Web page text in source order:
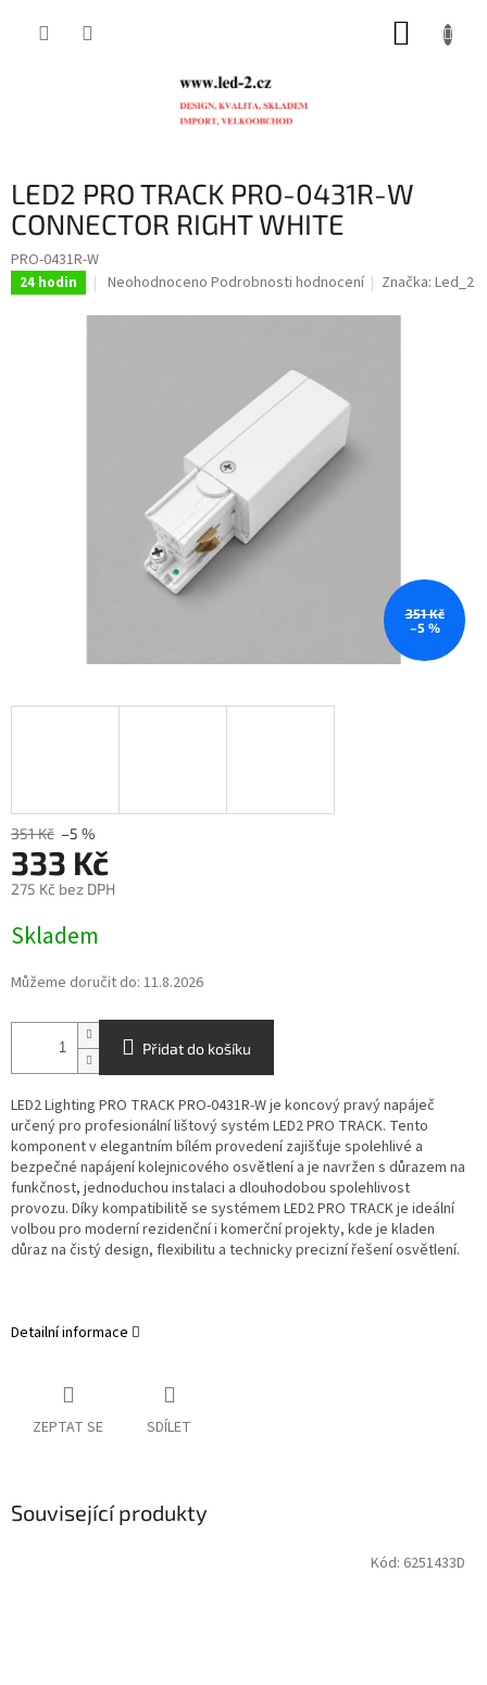
LED2 PRO TRACK PRO-0431R-W
CONNECTOR RIGHT WHITE
PRO-0431R-W
24 hodin
Průměrné
produktu
Neohodnoceno Podrobnosti hodnocení Značka:Led_2
351 Kč
–5 %
351 Kč –5 %
333 Kč
275 Kč bez DPH
cena:
Skladem
Můžeme doručit do: 11.8.2026
Přidat do košíku
LED2 Lighting PRO TRACK PRO-0431R-W je koncový pravý napáječ
určený pro profesionální lištový systém LED2 PRO TRACK. Tento
komponent v elegantním bílém provedení zajišťuje spolehlivé a
bezpečné napájení kolejnicového osvětlení a je navržen s důrazem na
funkčnost, jednoduchou instalaci a dlouhodobou spolehlivost
provozu. Díky kompatibilitě se systémem LED2 PRO TRACK je ideální
volbou pro moderní rezidenční i komerční projekty, kde je kladen
důraz na čistý design, flexibilitu a technicky precizní řešení osvětlení.
Detailní informace
ZEPTAT SE SDÍLET
Související produkty
Kód: 6251433D